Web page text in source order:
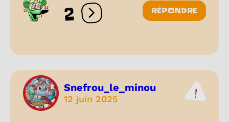
2 Ouvrir les réactions
RÉPONDRE
Snefrou_le_minou
12 juin 2025